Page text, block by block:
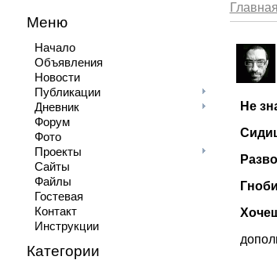
Меню
Начало
Объявления
Новости
Публикации
Дневник
Форум
Фото
Проекты
Сайты
Файлы
Гостевая
Контакт
Инструкции
Категории
Главная
Не